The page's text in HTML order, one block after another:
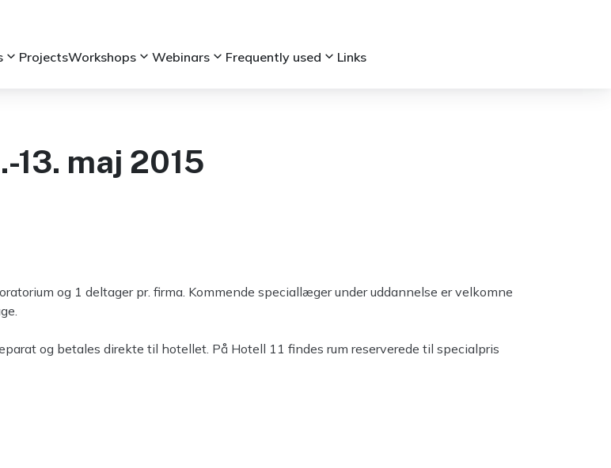
keyboard_arrow_down ProjectsWorkshops keyboard_arrow_down Webinars keyboard_arrow_down Frequently used keyboard_arrow_down Links
13. maj 2015
og 1 deltager pr. firma. Kommende speciallæger under uddannelse er velkomne
og betales direkte til hotellet. På Hotell 11 findes rum reserverede til specialpris